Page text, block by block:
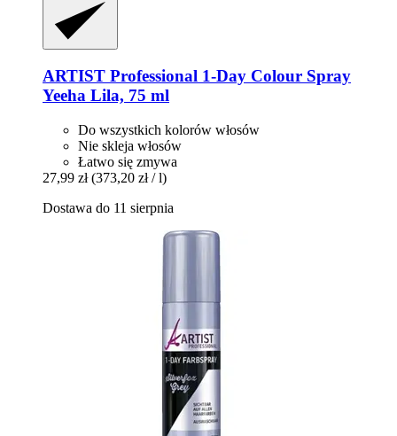
ARTIST Professional 1-​Day Colour Spray
Yeeha Lila, 75 ml
Do wszystkich kolorów włosów
Nie skleja włosów
Łatwo się zmywa
27,99 zł (373,20 zł / l)
Dostawa do 11 sierpnia